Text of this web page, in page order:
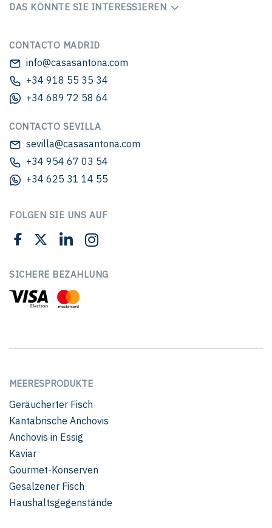
DAS KÖNNTE SIE INTERESSIEREN
CONTACTO MADRID
info@casasantona.com
+34 918 55 35 34
+34 689 72 58 64
CONTACTO SEVILLA
sevilla@casasantona.com
+34 954 67 03 54
+34 625 31 14 55
FOLGEN SIE UNS AUF
SICHERE BEZAHLUNG
MEERESPRODUKTE
Geräucherter Fisch
Kantabrische Anchovis
Anchovis in Essig
Kaviar
Gourmet-Konserven
Gesalzener Fisch
Haushaltsgegenstände